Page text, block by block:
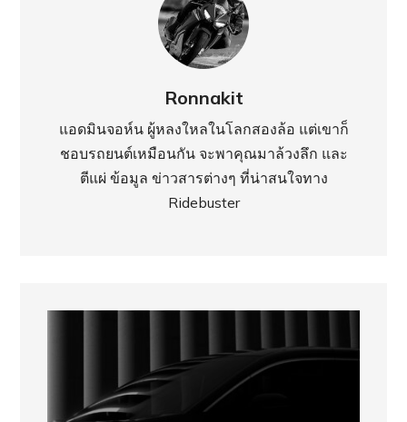
Ronnakit
แอดมินจอห์น ผู้หลงใหลในโลกสองล้อ แต่เขาก็
ชอบรถยนต์เหมือนกัน จะพาคุณมาล้วงลึก และ
ตีแผ่ ข้อมูล ข่าวสารต่างๆ ที่น่าสนใจทาง
Ridebuster